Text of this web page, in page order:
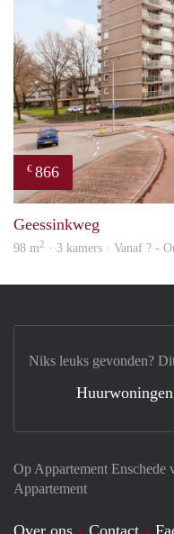
€ 866
Geessinkweg
98 m2 · 3 kamers · Vanaf ? -
Op Appartement
Appartement
Over ons Contact
Niks leuks gevonden?
Huurwoningen